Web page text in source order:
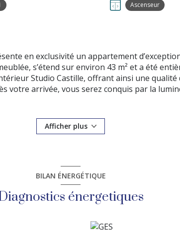
Ascenseur
en exclusivité un appartement
s’étend sur environ 43 m² et a été
Studio Castille, offrant ainsi une qualité
votre arrivée, vous serez conquis par la
conviviaux, que ce soit avec des amis ou pour
chambre, équipée de rangements sur-mesure,
qualité, vous garantissant des nuits paisibles
Cet appartement est entièrement pourvu
télévision Samsung, aspirateur Dyson, lave-
situé à proximité du Bois de Vincennes,
de ses commerces, cet appartement vous
Afficher plus
BILAN ÉNERGÉTIQUE
énergetiques